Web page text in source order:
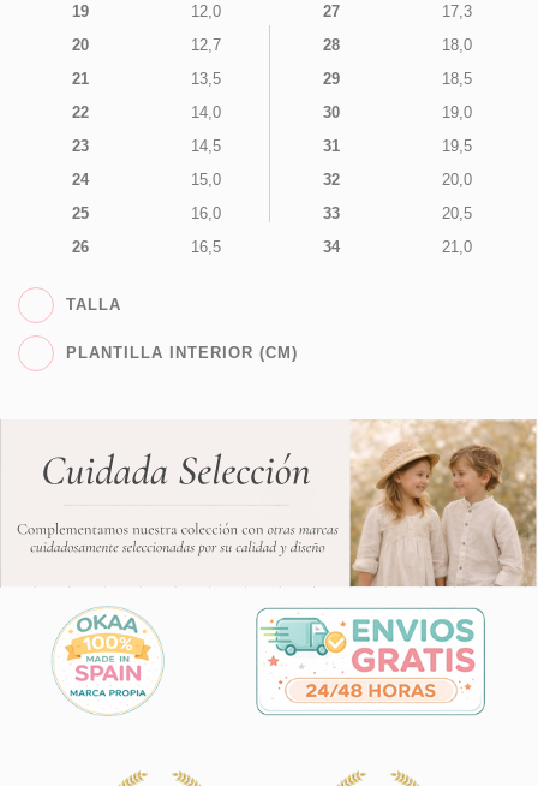
19
12,0
20
12,7
21
13,5
22
14,0
23
14,5
24
15,0
25
16,0
26
16,5
27
17,3
28
18,0
29
18,5
30
19,0
31
19,5
32
20,0
33
20,5
34
21,0
TALLA
PLANTILLA INTERIOR (CM)